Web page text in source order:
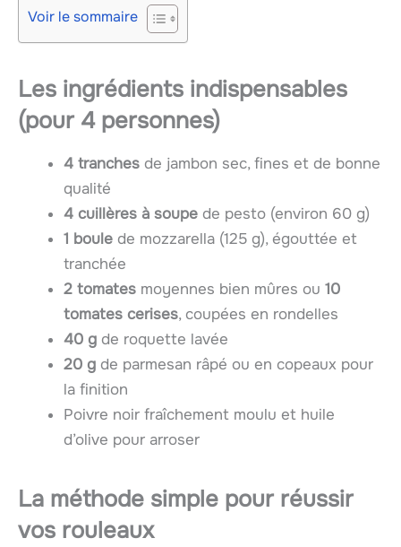
Voir le sommaire
Les ingrédients indispensables
(pour 4 personnes)
4 tranches de jambon sec, fines et de bonne
qualité
4 cuillères à soupe de pesto (environ 60 g)
1 boule de mozzarella (125 g), égouttée et
tranchée
2 tomates moyennes bien mûres ou 10
tomates cerises, coupées en rondelles
40 g de roquette lavée
20 g de parmesan râpé ou en copeaux pour
la finition
Poivre noir fraîchement moulu et huile
d’olive pour arroser
La méthode simple pour réussir
vos rouleaux